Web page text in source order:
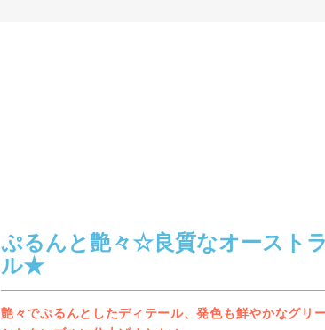
ぷるんと艶々☆良質なオースト
ル★
艶々でぷるんとしたディテール、発色も鮮やかなグリ